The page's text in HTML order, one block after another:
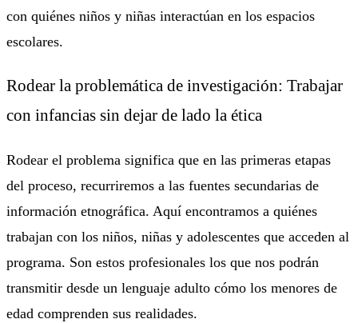
con quiénes niños y niñas interactúan en los espacios
escolares.
Rodear la problemática de investigación: Trabajar
con infancias sin dejar de lado la ética
Rodear el problema significa que en las primeras etapas
del proceso, recurriremos a las fuentes secundarias de
información etnográfica. Aquí encontramos a quiénes
trabajan con los niños, niñas y adolescentes que acceden al
programa. Son estos profesionales los que nos podrán
transmitir desde un lenguaje adulto cómo los menores de
edad comprenden sus realidades.